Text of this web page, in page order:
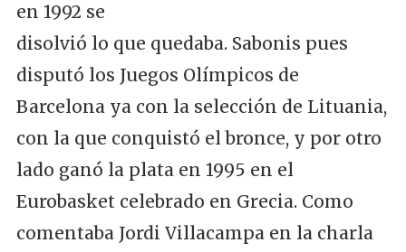
en 1992 se
disolvió lo que quedaba. Sabonis pues
disputó los Juegos Olímpicos de
Barcelona ya con la selección de Lituania,
con la que conquistó el bronce, y por otro
lado ganó la plata en 1995 en el
Eurobasket celebrado en Grecia. Como
comentaba Jordi Villacampa en la charla